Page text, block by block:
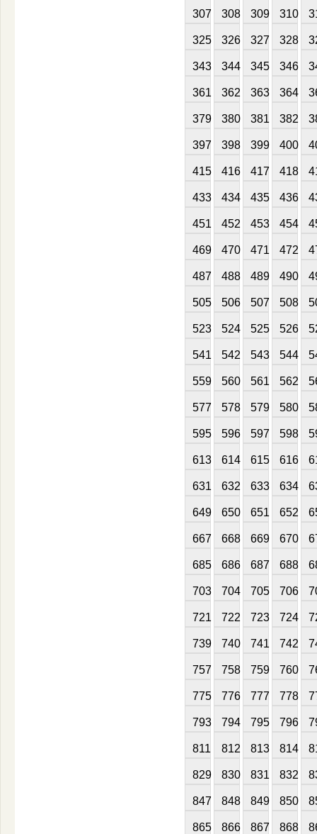
307 308 309 310
325 326 327 328
343 344 345 346
361 362 363 364
379 380 381 382
397 398 399 400
415 416 417 418
433 434 435 436
451 452 453 454
469 470 471 472
487 488 489 490
505 506 507 508
523 524 525 526
541 542 543 544
559 560 561 562
577 578 579 580
595 596 597 598
613 614 615 616
631 632 633 634
649 650 651 652
667 668 669 670
685 686 687 688
703 704 705 706
721 722 723 724
739 740 741 742
757 758 759 760
775 776 777 778
793 794 795 796
811 812 813 814
829 830 831 832
847 848 849 850
865 866 867 868